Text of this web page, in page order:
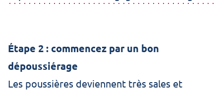
Étape 2 : commencez par un bon
dépoussiérage
Les poussières deviennent très sales et